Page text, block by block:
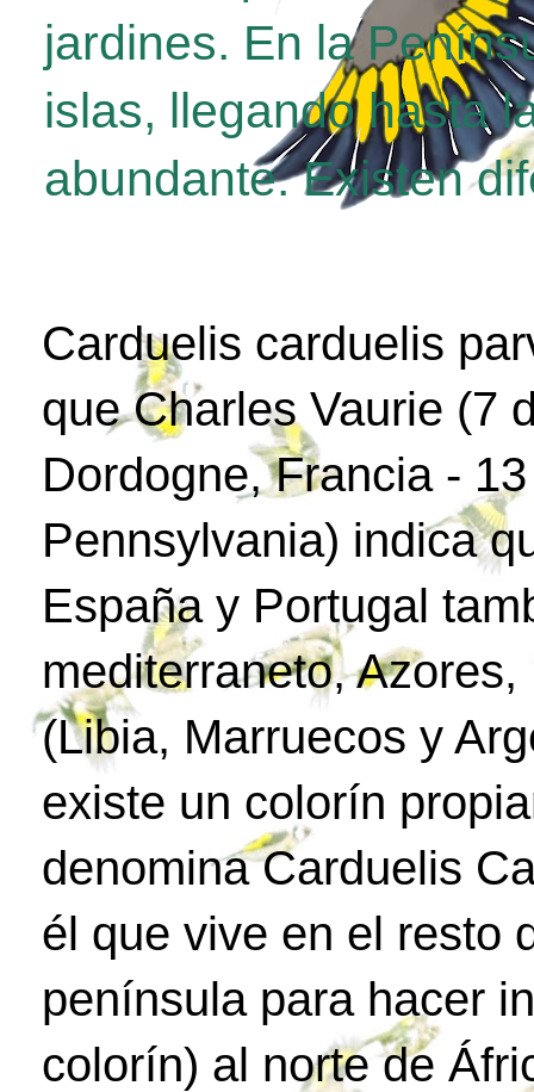
jardines. En la
islas, llegando hasta
abundante. Existen
Carduelis carduelis
que Charles Vaurie (7
Dordogne, Francia -
Pennsylvania) indica
España y Portugal
mediterraneto,
(Libia, Marruecos y
existe un colorín
denomina Carduelis
él que vive en el resto
península para hacer
colorín) al norte de